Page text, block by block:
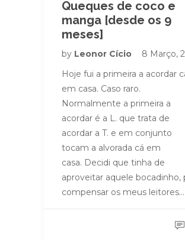
Queques de coco e
manga [desde os 9
meses]
by Leonor Cício
8 Março,
Hoje fui a primeira a acordar
em casa. Caso raro.
Normalmente a primeira a
acordar é a L. que trata de
acordar a T. e em conjunto
tocam a alvorada cá em
casa. Decidi que tinha de
aproveitar aquele bocadinho,
compensar os meus leitores…